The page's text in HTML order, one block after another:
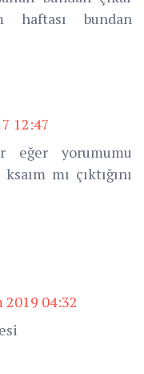
haftası bundan
12:47
eğer yorumumu
mı çıktığını
2019 04:32